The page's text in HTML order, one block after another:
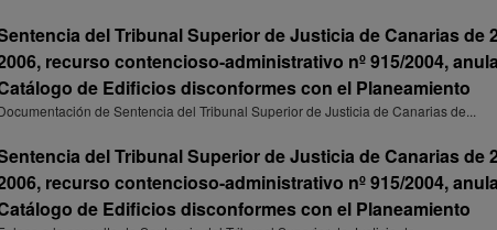
del Tribunal Superior de Justicia de Canarias de
recurso contencioso-administrativo nº 915/2004,
de Edificios disconformes con el Planeamiento
de Sentencia del Tribunal Superior de Justicia de Canarias de...
del Tribunal Superior de Justicia de Canarias de
recurso contencioso-administrativo nº 915/2004,
de Edificios disconformes con el Planeamiento